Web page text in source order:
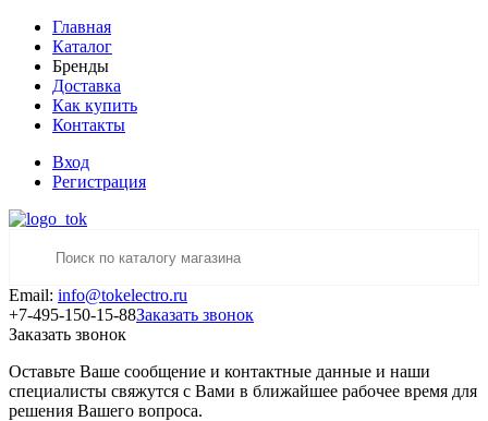
Главная
Каталог
Бренды
Доставка
Как купить
Контакты
Вход
Регистрация
Email: info@tokelectro.ru
+7-495-150-15-88Заказать звонок
Заказать звонок
Оставьте Ваше сообщение и контактные данные и наши
специалисты свяжутся с Вами в ближайшее рабочее время для
решения Вашего вопроса.